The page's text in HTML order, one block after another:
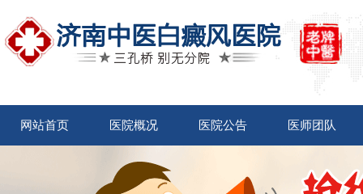
网站首页 医院概况 医院公告 医师团队